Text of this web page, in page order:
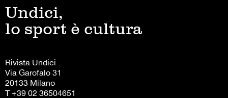
Undici,
lo sport è cultura
Rivista Undici
Via Garofalo 31
20133 Milano
T +39 02 36504651